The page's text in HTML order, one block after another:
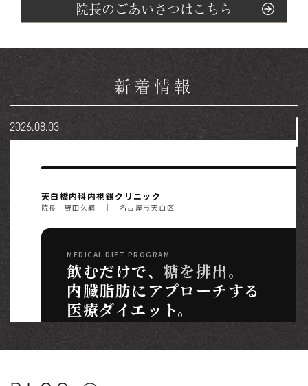
院長のごあいさつはこちら
新着情報
2026.08.03
天白橋内科内視鏡クリニック
院長 野田久嗣 ｜ 名古屋市天白区
MEDICAL DIET PROGRAM
飲むだけで、糖を排出。
内臓脂肪にアプローチする
医療ダイエット。
SGLT2阻害薬は、余分な糖を尿として体外に排出する薬
相当（ご飯1〜1.5膳分）の糖が排泄され、体重・内臓脂